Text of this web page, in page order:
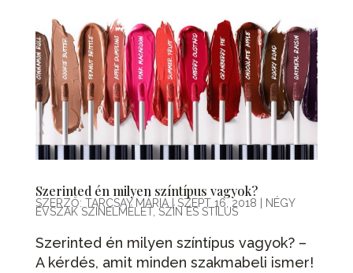
Szerinted én milyen színtípus vagyok?
SZERZŐ: TARCSAY MÁRIA| SZEPT 16, 2018 NÉGY
ÉVSZAK SZÍNELMÉLET, SZÍN ÉS STÍLUS
Szerinted én milyen színtípus vagyok? –
A kérdés, amit minden szakmabeli ismer!